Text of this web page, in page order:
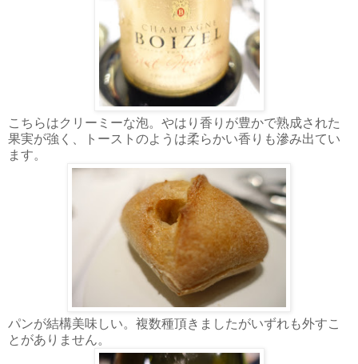
こちらはクリーミーな泡。やはり香りが豊かで熟成された
果実が強く、トーストのようは柔らかい香りも滲み出てい
ます。
パンが結構美味しい。複数種頂きましたがいずれも外すこ
とがありません。